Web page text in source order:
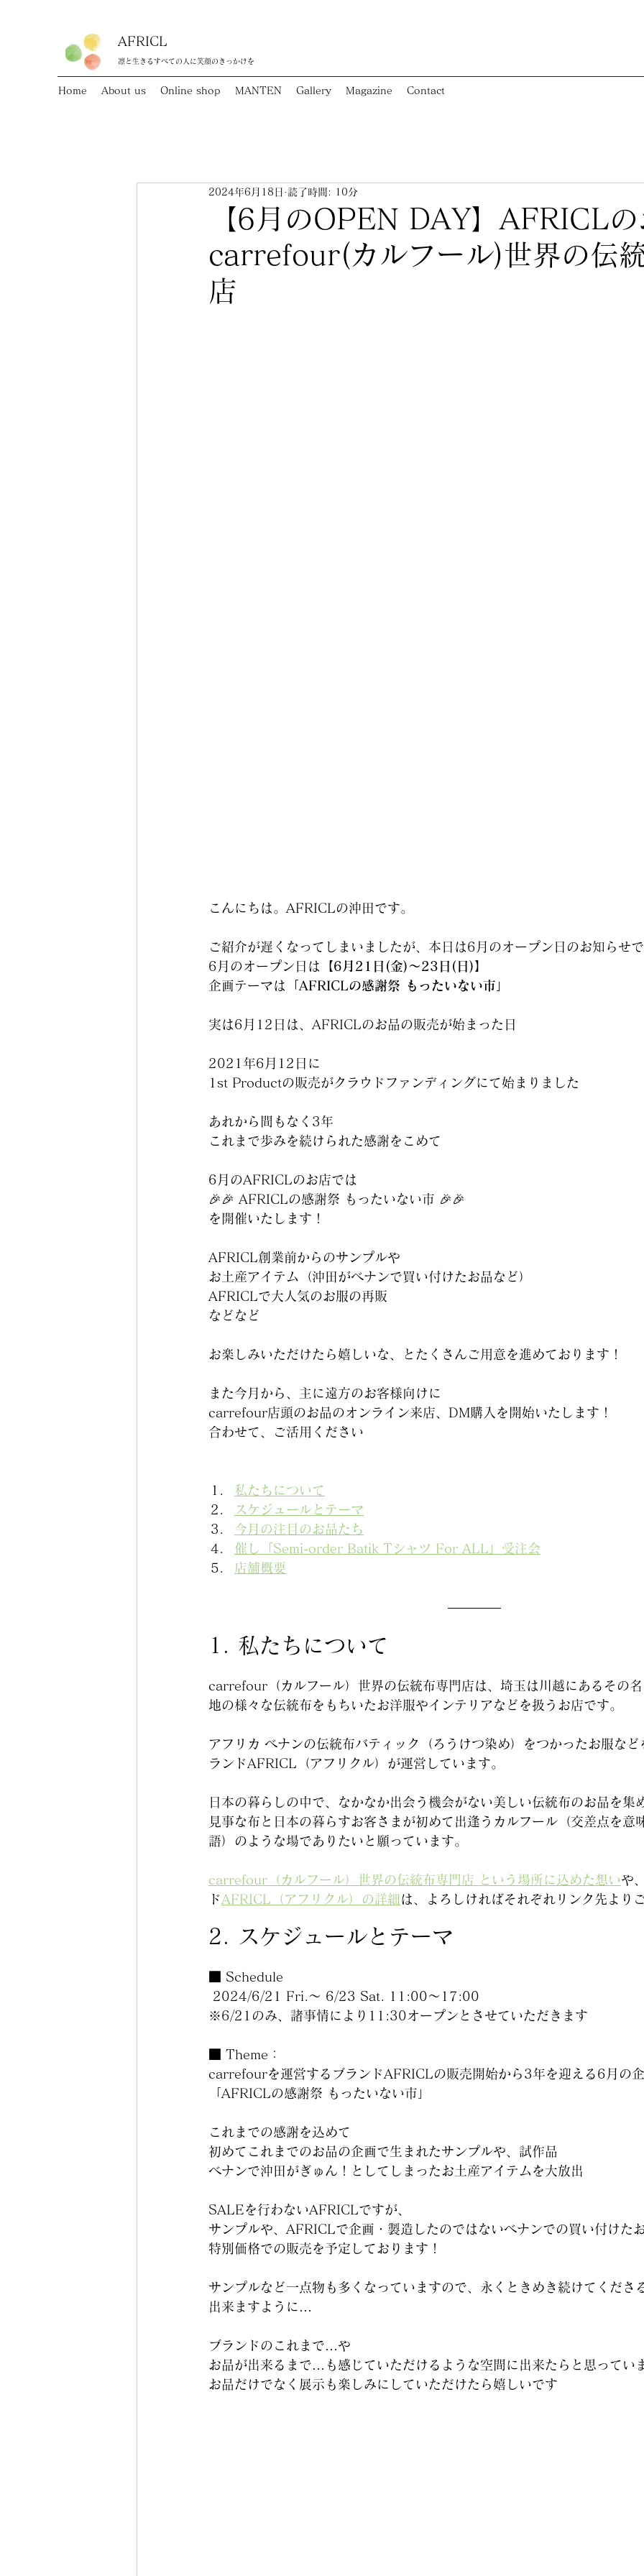
AFRICL
​​凛と生きるすべての人に笑顔のきっかけを
Home About us Online shop MANTEN Gallery Magazine Contact
【6月のOPEN DAY】AFRICL
carrefour(カルフール)世界の伝
店
2024年6月18日 読了時間: 10分
こんにちは。AFRICLの沖田です。
ご紹介が遅くなってしまいましたが、本日は6月のオープン日のお知らせ
6月のオープン日は
【6月21日(金)～23日(日)】
企画テーマは
「AFRICLの感謝祭 もったいない市」
実は6月12日は、AFRICLのお品の販売が始まった日
2021年6月12日に
1st Productの販売がクラウドファンディングにて始まりました
あれから間もなく3年
これまで歩みを続けられた感謝をこめて
6月のAFRICLのお店では
🎉🎉 AFRICLの感謝祭 もったいない市 🎉🎉
を開催いたします！
AFRICL創業前からのサンプルや
お土産アイテム（沖田がベナンで買い付けたお品など）
AFRICLで大人気のお服の再販
などなど
お楽しみいただけたら嬉しいな、とたくさんご用意を進めております！
また今月から、主に遠方のお客様向けに
carrefour店頭のお品のオンライン来店、DM購入を開始いたします！
合わせて、ご活用ください
私たちについて
スケジュールとテーマ
今月の注目のお品たち
催し「Semi-order Batik Tシャツ For ALL」受注会
店舗概要
1. 私たちについて
carrefour（カルフール）世界の伝統布専門店は、埼玉は川越にあるその
地の様々な伝統布をもちいたお洋服やインテリアなどを扱うお店です。
アフリカ ベナンの伝統布バティック（ろうけつ染め）をつかったお服など
ランドAFRICL（アフリクル）が運営しています。
日本の暮らしの中で、なかなか出会う機会がない美しい伝統布のお品を集
見事な布と日本の暮らすお客さまが初めて出逢うカルフール（交差点を意
語）のような場でありたいと願っています。
carrefour（カルフール）世界の伝統布専門店 という場所に込めた想いや
ド AFRICL（アフリクル）の詳細は、よろしければそれぞれリンク先より
2. スケジュールとテーマ
■ Schedule
2024/6/21 Fri.～ 6/23 Sat. 11:00～17:00
※6/21のみ、諸事情により11:30オープンとさせていただきます
■ Theme：
carrefourを運営するブランドAFRICLの販売開始から3年を迎える6月の
AFRICLの感謝祭 もったいない市」
これまでの感謝を込めて
初めてこれまでのお品の企画で生まれたサンプルや、試作品
ベナンで沖田がぎゅん！としてしまったお土産アイテムを大放出
SALEを行わないAFRICLですが、
サンプルや、AFRICLで企画・製造したのではないベナンでの買い付けた
特別価格での販売を予定しております！
サンプルなど一点物も多くなっていますので、永くときめき続けてくださ
出来ますように…
ブランドのこれまで…や
お品が出来るまで…も感じていただけるような空間に出来たらと思ってい
お品だけでなく展示も楽しみにしていただけたら嬉しいです